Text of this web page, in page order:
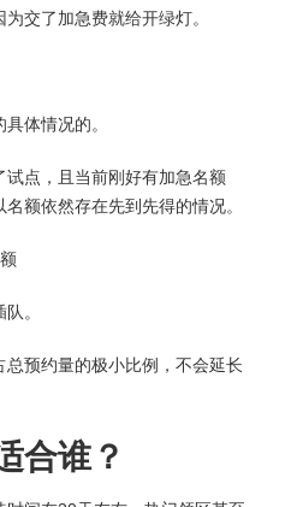
交了加急费就给开绿灯。
体情况的。
试点，且当前刚好有加急名额
额依然存在先到先得的情况。
。
预约量的极小比例，不会延长
合谁？